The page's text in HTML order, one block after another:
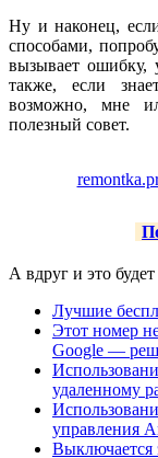
Ну и наконец,
способами,
вызывает ошибку,
также, если
возможно, мне
полезный совет.
А вдруг и это
Лучшие
Этот номер
Google —
удаленному
управления
Выключается